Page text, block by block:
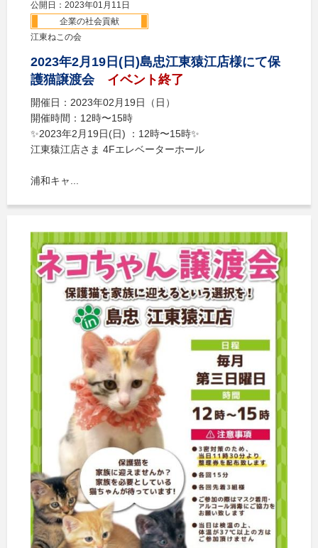
公開日：2023年01月11日
企業の社会貢献
江東ねこの会
2023年2月19日(日)島忠江東猿江店様にて保
護猫譲渡会
イベント終了
開催日：2023年02月19日（日）
開催時間：12時〜15時
✨2023年2月19日(日) ：12時〜15時✨
江東猿江店さま 4Fエレベーターホール
浦和キャ...